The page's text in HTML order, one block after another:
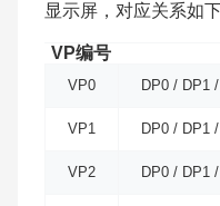
显示屏，对应关系如
VP编号
VP0 DP0 / DP1
VP1 DP0 / DP1
VP2 DP0 / DP1